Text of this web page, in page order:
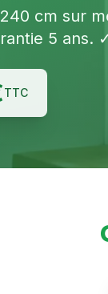
cm sur
5 ans.
TTC